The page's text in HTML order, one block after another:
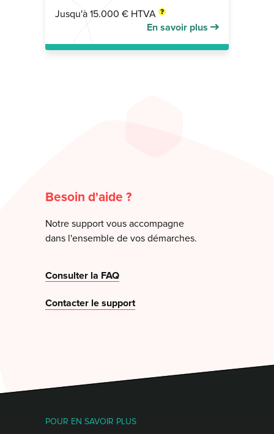
Jusqu'à 15.000 € HTVA
En savoir plus
Besoin d'aide ?
Notre support vous accompagne
dans l'ensemble de vos démarches.
Consulter la FAQ
Contacter le support
POUR EN SAVOIR PLUS